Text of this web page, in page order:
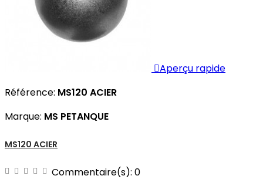
Aperçu rapide
Référence: MS120 ACIER
Marque: MS PETANQUE
MS120 ACIER
Commentaire(s): 0